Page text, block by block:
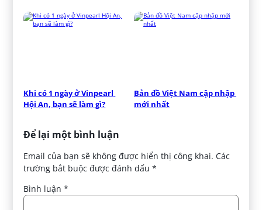
Khi có 1 ngày ở Vinpearl
Hội An, bạn sẽ làm gì?
Bản đồ Việt Nam cập nhập
mới nhất
Để lại một bình luận
Email của bạn sẽ không được hiển thị công khai. Các
trường bắt buộc được đánh dấu*
Bình luận*